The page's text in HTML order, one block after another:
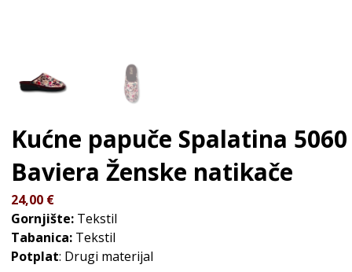
Kućne papuče Spalatina 5060
Baviera Ženske natikače
24,00 €
Gornjište: Tekstil
Tabanica: Tekstil
Potplat: Drugi materijal